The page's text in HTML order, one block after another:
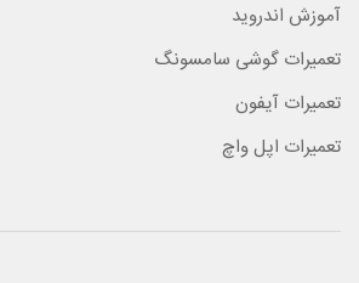
آموزش اندروید
تعمیرات گوشی سامسونگ
تعمیرات آیفون
تعمیرات اپل واچ